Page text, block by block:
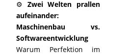
⚙️ Zwei Welten prallen
aufeinander:
Maschinenbau vs.
Softwareentwicklung
Warum Perfektion im